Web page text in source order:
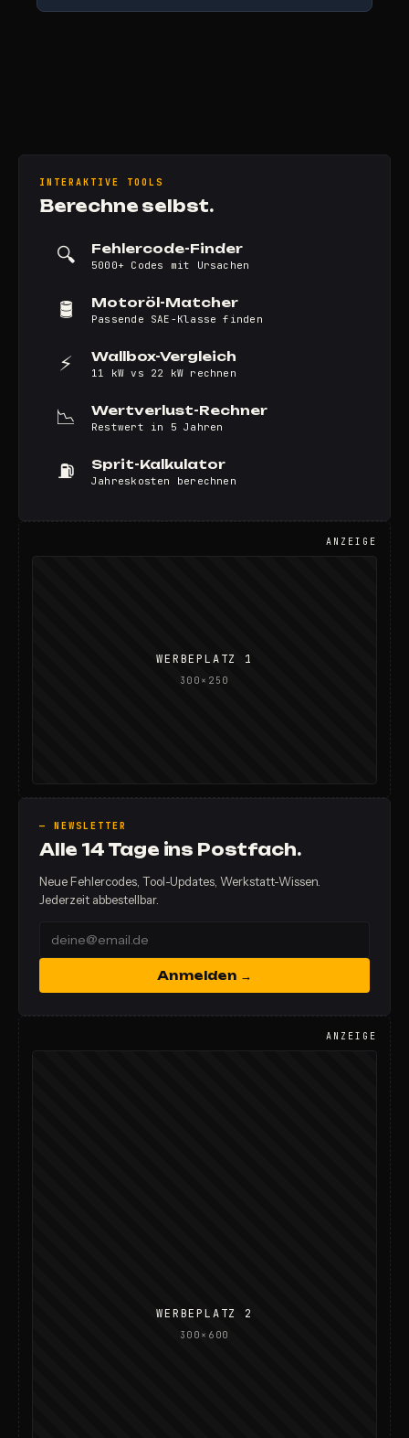
INTERAKTIVE TOOLS
Berechne selbst.
🔍 Fehlercode-Finder
5000+ Codes mit Ursachen
🛢️ Motoröl-Matcher
Passende SAE-Klasse finden
⚡ Wallbox-Vergleich
11 kW vs 22 kW rechnen
📉 Wertverlust-Rechner
Restwert in 5 Jahren
⛽ Sprit-Kalkulator
Jahreskosten berechnen
ANZEIGE
WERBEPLATZ 1
300×250
— NEWSLETTER
Alle 14 Tage ins Postfach.
Neue Fehlercodes, Tool-Updates, Werkstatt-Wissen.
Jederzeit abbestellbar.
Anmelden →
ANZEIGE
WERBEPLATZ 2
300×600